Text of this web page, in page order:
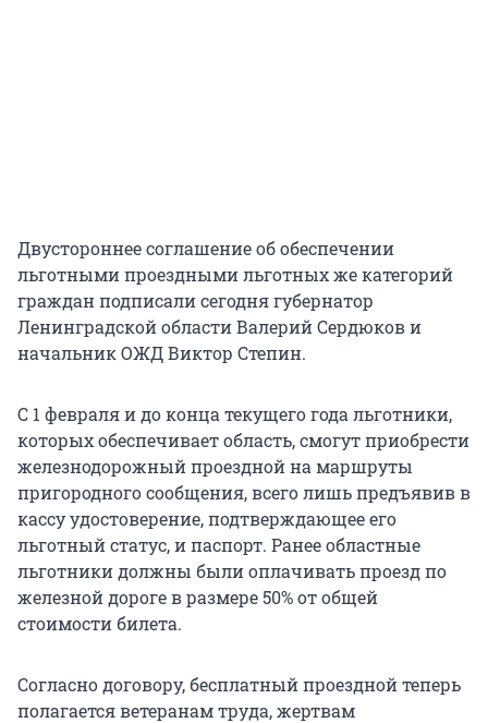
Двустороннее соглашение об обеспечении
льготными проездными льготных же категорий
граждан подписали сегодня губернатор
Ленинградской области Валерий Сердюков и
начальник ОЖД Виктор Степин.
С 1 февраля и до конца текущего года льготники,
которых обеспечивает область, смогут приобрести
железнодорожный проездной на маршруты
пригородного сообщения, всего лишь предъявив в
кассу удостоверение, подтверждающее его
льготный статус, и паспорт. Ранее областные
льготники должны были оплачивать проезд по
железной дороге в размере 50% от общей
стоимости билета.
Согласно договору, бесплатный проездной теперь
полагается ветеранам труда, жертвам